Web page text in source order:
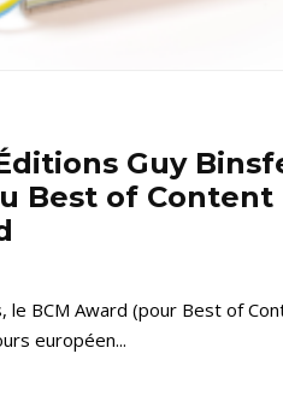
Guy
Best of Content
le BCM Award (pour Best of
européen...